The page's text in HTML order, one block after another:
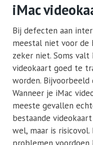
iMac
Bij defecten aan
meestal niet voor de
zeker niet. Soms
videokaart goed te
worden.
Wanneer je iMac
meeste gevallen
bestaande
wel, maar is